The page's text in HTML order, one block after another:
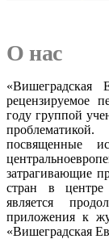
О нас
«Вишеградская
рецензируемое
году группой
посвященные
затрагивающие
стран в центре
является
приложения к
«Вишеградская